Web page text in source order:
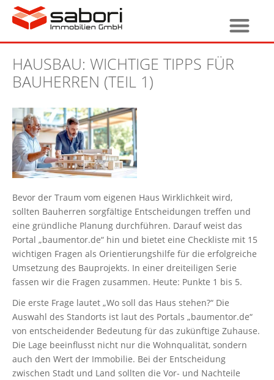
HAUSBAU: WICHTIGE TIPPS FÜR
BAUHERREN (TEIL 1)
Bevor der Traum vom eigenen Haus Wirklichkeit wird,
sollten Bauherren sorgfältige Entscheidungen treffen und
eine gründliche Planung durchführen. Darauf weist das
Portal „baumentor.de“ hin und bietet eine Checkliste mit 15
wichtigen Fragen als Orientierungshilfe für die erfolgreiche
Umsetzung des Bauprojekts. In einer dreiteiligen Serie
fassen wir die Fragen zusammen. Heute: Punkte 1 bis 5.
Die erste Frage lautet „Wo soll das Haus stehen?“ Die
Auswahl des Standorts ist laut des Portals „baumentor.de“
von entscheidender Bedeutung für das zukünftige Zuhause.
Die Lage beeinflusst nicht nur die Wohnqualität, sondern
auch den Wert der Immobilie. Bei der Entscheidung
zwischen Stadt und Land sollten die Vor- und Nachteile